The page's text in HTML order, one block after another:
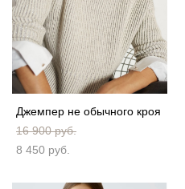
Джемпер не обычного кроя
16 900 pуб.
8 450 pуб.